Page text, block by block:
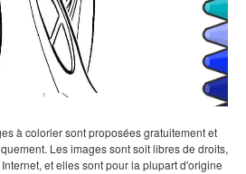
à colorier sont proposées gratuitement et
Les images sont soit libres de droits,
et elles sont pour la plupart d'origine